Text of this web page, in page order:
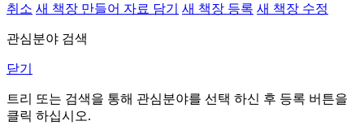
취소 새 책장 만들어 자료 담기 새 책장 등록 새 책장 수정
관심분야 검색
닫기
트리 또는 검색을 통해 관심분야를 선택 하신 후 등록 버튼을
클릭 하십시오.